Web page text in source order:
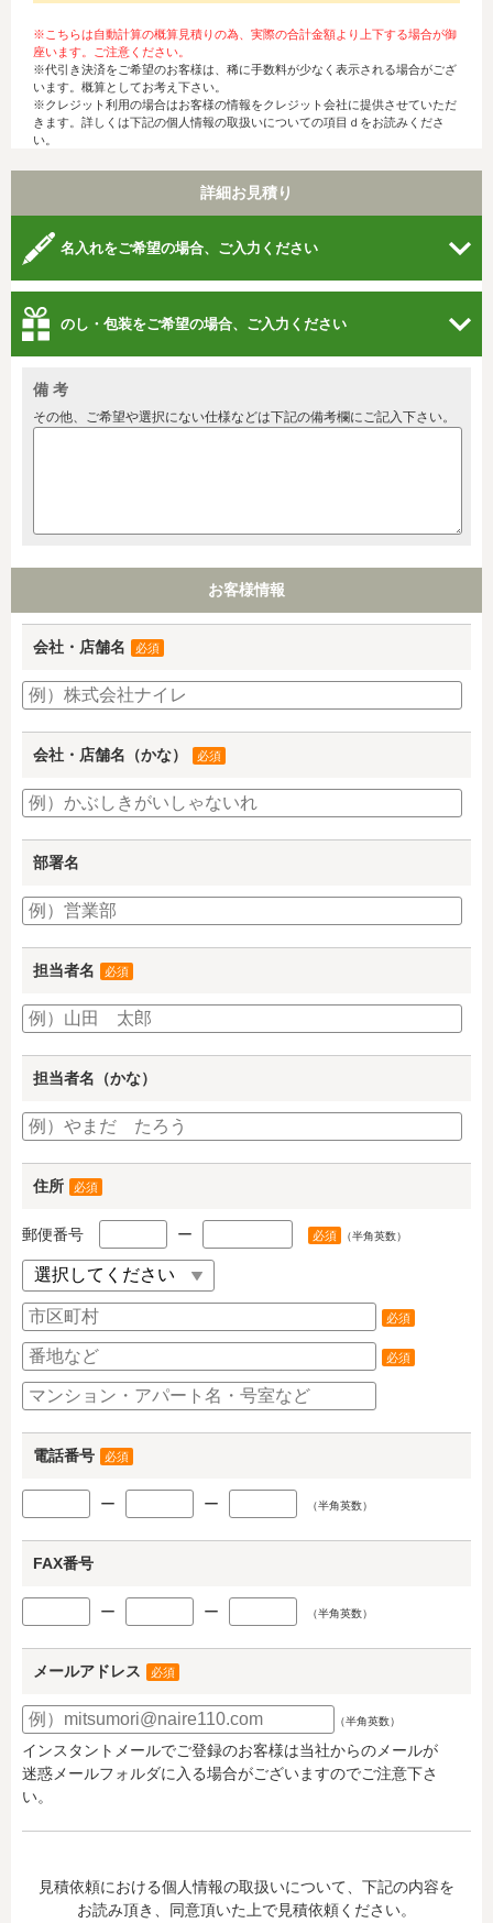
※こちらは自動計算の概算見積りの為、実際の合計金額より上下する場合が御
座います。ご注意ください。
※代引き決済をご希望のお客様は、稀に手数料が少なく表示される場合がござ
います。概算としてお考え下さい。
※クレジット利用の場合はお客様の情報をクレジット会社に提供させていただ
きます。詳しくは下記の個人情報の取扱いについての項目ｄをお読みくださ
い。
詳細お見積り
名入れをご希望の場合、ご入力ください
のし・包装をご希望の場合、ご入力ください
備 考
その他、ご希望や選択にない仕様などは下記の備考欄にご記入下さい。
お客様情報
会社・店舗名 必須
会社・店舗名（かな） 必須
部署名
担当者名 必須
担当者名（かな）
住所 必須
郵便番号 ー 必須 （半角英数）
必須
必須
電話番号 必須
ー ー （半角英数）
FAX番号
ー ー （半角英数）
メールアドレス 必須
（半角英数）
インスタントメールでご登録のお客様は当社からのメールが
迷惑メールフォルダに入る場合がございますのでご注意下さ
い。
見積依頼における個人情報の取扱いについて、下記の内容を
お読み頂き、同意頂いた上で見積依頼ください。